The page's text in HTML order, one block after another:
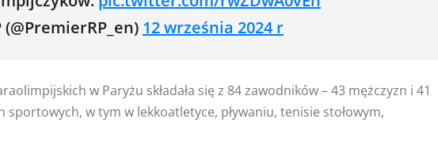
12 września 2024 r
w Paryżu składała się z 84 zawodników – 43 mężczyzn i 41
sportowych, w tym w lekkoatletyce, pływaniu, tenisie stołowym,